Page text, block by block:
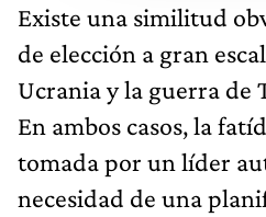
Existe una similitud
de elección a gran
Ucrania y la guerra de
En ambos casos, la
tomada por un líder
necesidad de una